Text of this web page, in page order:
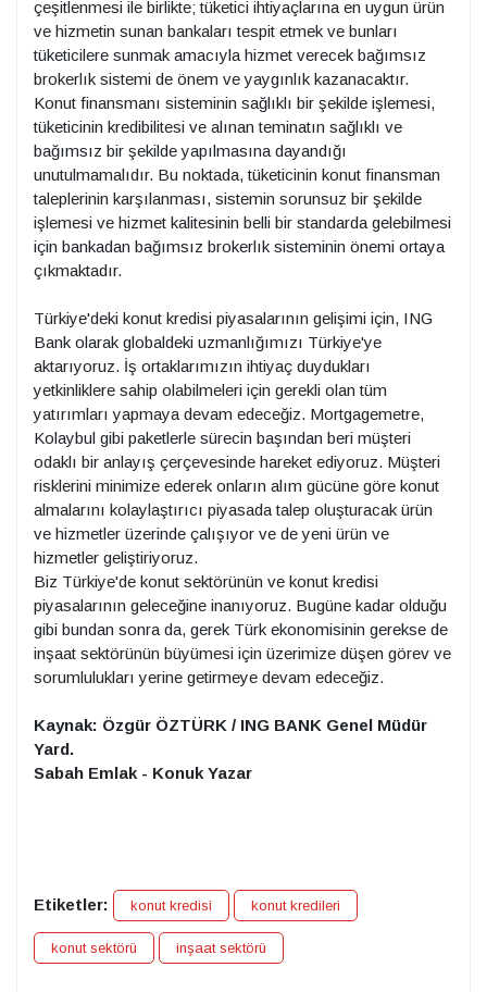
çeşitlenmesi ile birlikte; tüketici ihtiyaçlarına en uygun ürün
ve hizmetin sunan bankaları tespit etmek ve bunları
tüketicilere sunmak amacıyla hizmet verecek bağımsız
brokerlık sistemi de önem ve yaygınlık kazanacaktır.
Konut finansmanı sisteminin sağlıklı bir şekilde işlemesi,
tüketicinin kredibilitesi ve alınan teminatın sağlıklı ve
bağımsız bir şekilde yapılmasına dayandığı
unutulmamalıdır. Bu noktada, tüketicinin konut finansman
taleplerinin karşılanması, sistemin sorunsuz bir şekilde
işlemesi ve hizmet kalitesinin belli bir standarda gelebilmesi
için bankadan bağımsız brokerlık sisteminin önemi ortaya
çıkmaktadır.
Türkiye'deki konut kredisi piyasalarının gelişimi için, ING
Bank olarak globaldeki uzmanlığımızı Türkiye'ye
aktarıyoruz. İş ortaklarımızın ihtiyaç duydukları
yetkinliklere sahip olabilmeleri için gerekli olan tüm
yatırımları yapmaya devam edeceğiz. Mortgagemetre,
Kolaybul gibi paketlerle sürecin başından beri müşteri
odaklı bir anlayış çerçevesinde hareket ediyoruz. Müşteri
risklerini minimize ederek onların alım gücüne göre konut
almalarını kolaylaştırıcı piyasada talep oluşturacak ürün
ve hizmetler üzerinde çalışıyor ve de yeni ürün ve
hizmetler geliştiriyoruz.
Biz Türkiye'de konut sektörünün ve konut kredisi
piyasalarının geleceğine inanıyoruz. Bugüne kadar olduğu
gibi bundan sonra da, gerek Türk ekonomisinin gerekse de
inşaat sektörünün büyümesi için üzerimize düşen görev ve
sorumlulukları yerine getirmeye devam edeceğiz.
Kaynak: Özgür ÖZTÜRK / ING BANK Genel Müdür
Yard.
Sabah Emlak - Konuk Yazar
Etiketler: konut kredisi konut kredileri
konut sektörü inşaat sektörü